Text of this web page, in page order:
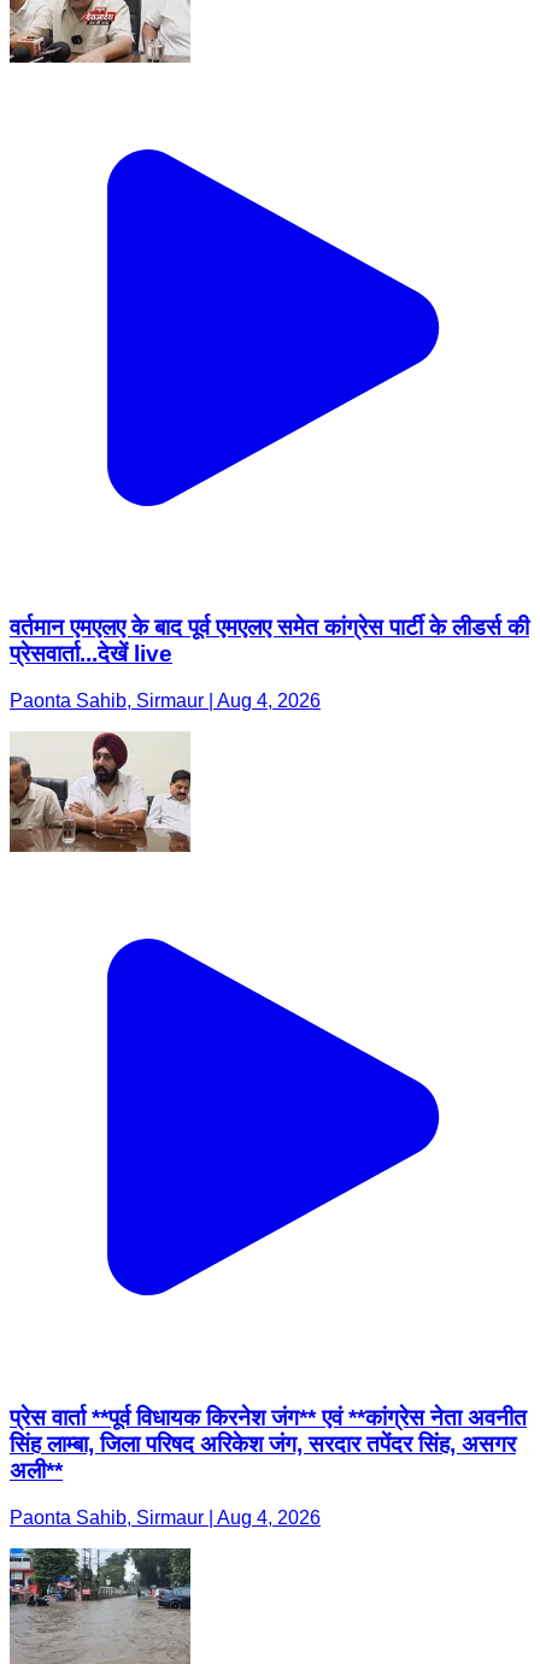
वर्तमान एमएलए के बाद पूर्व एमएलए समेत कांग्रेस पार्टी के लीडर्स की
प्रेसवार्ता...देखें live
Paonta Sahib, Sirmaur | Aug 4, 2026
प्रेस वार्ता **पूर्व विधायक किरनेश जंग** एवं **कांग्रेस नेता अवनीत
सिंह लाम्बा, जिला परिषद अरिकेश जंग, सरदार तपेंदर सिंह, असगर
अली**
Paonta Sahib, Sirmaur | Aug 4, 2026